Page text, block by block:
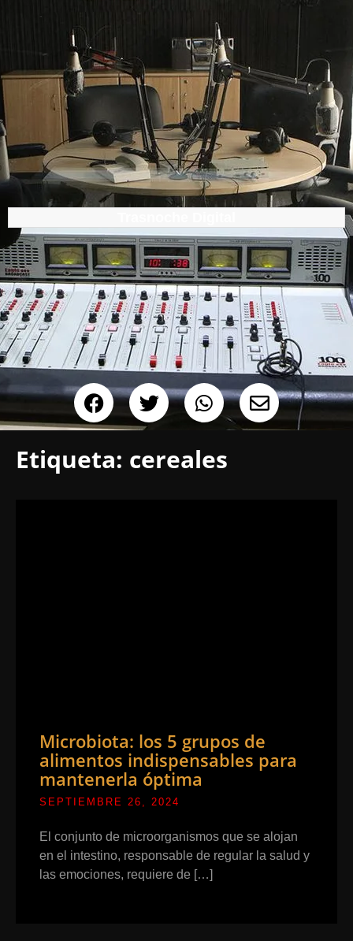
Etiqueta: cereales
Microbiota: los 5 grupos de
alimentos indispensables para
mantenerla óptima
SEPTIEMBRE 26, 2024
El conjunto de microorganismos que se alojan
en el intestino, responsable de regular la salud y
las emociones, requiere de […]